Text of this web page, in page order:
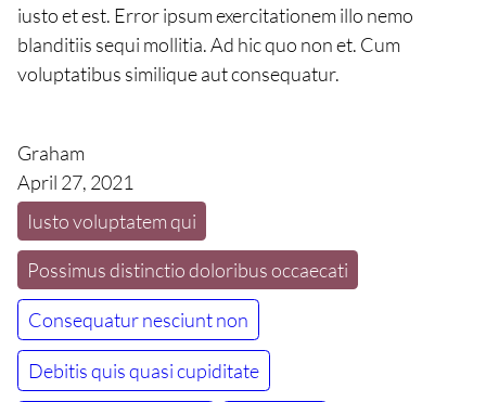
iusto et est. Error ipsum exercitationem illo nemo
blanditiis sequi mollitia. Ad hic quo non et. Cum
voluptatibus similique aut consequatur.
Graham
April 27, 2021
Iusto voluptatem qui
Possimus distinctio doloribus occaecati
Consequatur nesciunt non
Debitis quis quasi cupiditate